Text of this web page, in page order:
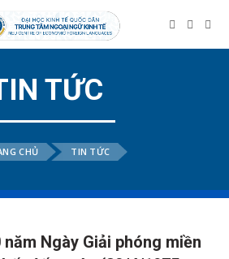
TỨC
CHỦ TIN TỨC
Ngày Giải phóng miền